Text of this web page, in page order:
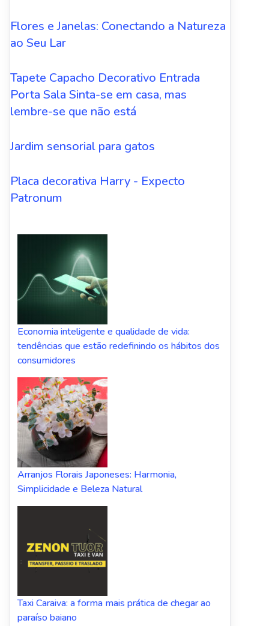
Flores e Janelas: Conectando a Natureza
ao Seu Lar
Tapete Capacho Decorativo Entrada
Porta Sala Sinta-se em casa, mas
lembre-se que não está
Jardim sensorial para gatos
Placa decorativa Harry - Expecto
Patronum
Economia inteligente e qualidade de vida:
tendências que estão redefinindo os hábitos dos
consumidores
Arranjos Florais Japoneses: Harmonia,
Simplicidade e Beleza Natural
Taxi Caraiva: a forma mais prática de chegar ao
paraíso baiano